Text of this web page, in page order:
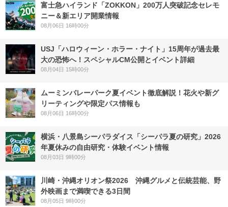
富士急ハイランド「ZOKKON」200万人突破記念セレモ
ニー＆新エリア開業情報
08月06日 16時00分
USJ「ハロウィーン・ホラー・ナイト」15周年が過去最
大の恐怖へ！スペシャルCM公開とイベント詳細
08月04日 15時00分
ムーミンバレーパーク夏イベント徹底解説！花火や新グ
リーティングや限定パス情報も
08月06日 16時00分
横浜・八景島シーパラダイス「シーパラ夏の研究」2026
年夏休みの自由研究・体験イベント情報
08月03日 9時00分
川崎・沖縄オリオン祭2026 沖縄グルメと伝統芸能、野
外映画まで満喫できる3日間
08月05日 9時00分